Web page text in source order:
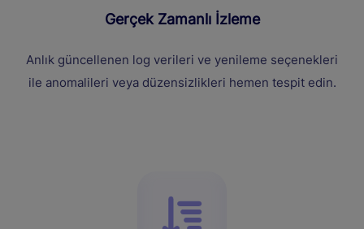
Gerçek Zamanlı İzleme
Anlık güncellenen log verileri ve yenileme seçenekleri
ile anomalileri veya düzensizlikleri hemen tespit edin.